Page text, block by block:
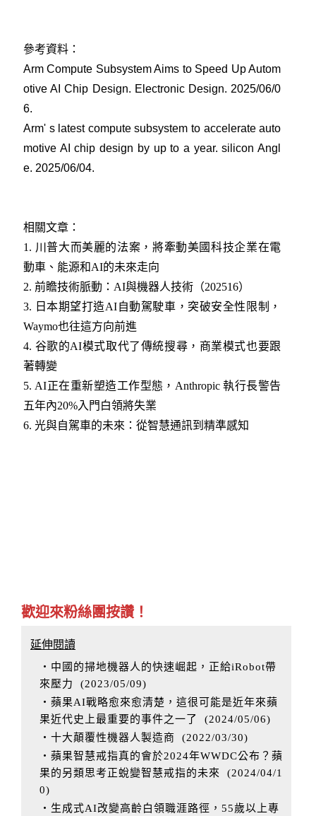
參考資料：
Arm Compute Subsystem Aims to Speed Up Autom
otive AI Chip Design. Electronic Design. 2025/06/0
6.
Arm' s latest compute subsystem to accelerate auto
motive AI chip design by up to a year. silicon Angl
e. 2025/06/04.
相關文章：
1. 川普大而美麗的法案，將牽動美國科技企業在電
動車、能源和AI的未來走向
2. 前瞻技術脈動：AI與機器人技術（202516）
3. 日本期望打造AI自動駕駛車，突破安全性限制，
Waymo也往這方向前進
4. 谷歌的AI模式取代了傳統搜尋，商業模式也要跟
著轉變
5.AI正在重新塑造工作型態，Anthropic 執行長警告
五年內20%入門白領將失業
6. 光與自駕車的未來：從智慧通訊到精準感知
歡迎來粉絲團按讚！
延伸閱讀
‧中國的掃地機器人的快速崛起，正給iRobot帶
來壓力
(2023/05/09)
‧蘋果AI戰略愈來愈清楚，這很可能是近年來蘋
果近代史上最重要的事件之一了
(2024/05/06)
‧十大顛覆性機器人製造商
(2022/03/30)
‧蘋果智慧戒指真的會於2024年WWDC公布？蘋
果的另類思考正蛻變智慧戒指的未來
(2024/04/1
0)
‧生成式AI改變高齡白領職涯路徑，55歲以上專